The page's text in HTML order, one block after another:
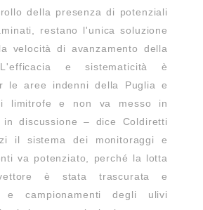
della presenza di potenziali
restano l'unica soluzione
velocità di avanzamento della
e sistematicità è
le aree indenni della Puglia e
limitrofe e non va messo in
in discussione – dice Coldiretti
il sistema dei monitoraggi e
va potenziato, perché la lotta
è stata trascurata e
e campionamenti degli ulivi